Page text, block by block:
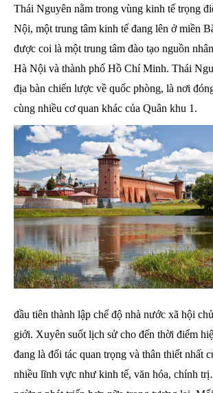
Thái Nguyên nằm trong vùng kinh tế trọng
Nội, một trung tâm kinh tế đang lên ở miền
được coi là một trung tâm đào tạo nguồn
Hà Nội và thành phố Hồ Chí Minh. Thái
địa bàn chiến lược về quốc phòng, là nơi
cùng nhiều cơ quan khác của Quân khu 1.
đầu tiên thành lập chế độ nhà nước xã hội
giới. Xuyên suốt lịch sử cho đến thời điểm
đang là đối tác quan trọng và thân thiết nhất
nhiều lĩnh vực như kinh tế, văn hóa, chính